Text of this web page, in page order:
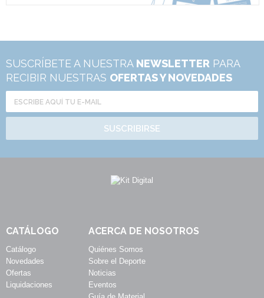
SUSCRÍBETE A NUESTRA NEWSLETTER PARA
RECIBIR NUESTRAS OFERTAS Y NOVEDADES
SUSCRIBIRSE
CATÁLOGO
Catálogo
Novedades
Ofertas
Liquidaciones
ACERCA DE NOSOTROS
Quiénes Somos
Sobre el Deporte
Noticias
Eventos